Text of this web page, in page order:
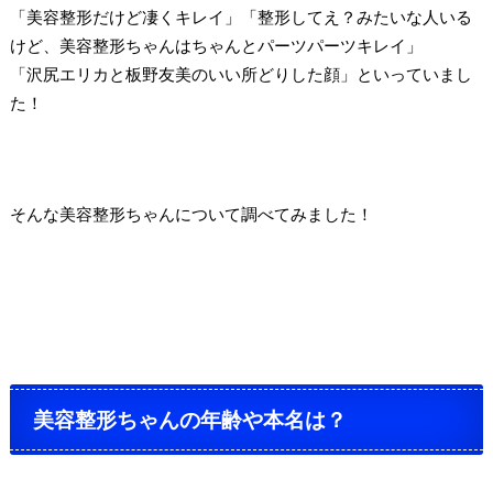
「美容整形だけど凄くキレイ」「整形してえ？みたいな人いる
けど、美容整形ちゃんはちゃんとパーツパーツキレイ」
「沢尻エリカと板野友美のいい所どりした顔」といっていまし
た！
そんな美容整形ちゃんについて調べてみました！
美容整形ちゃんの年齢や本名は？